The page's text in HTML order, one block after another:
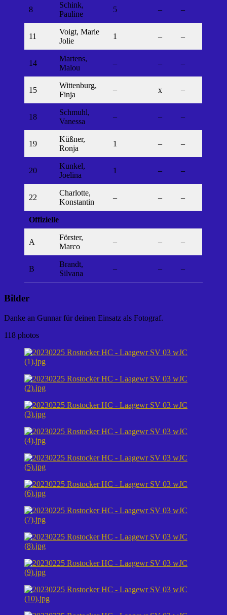
8
Schink,
Pauline
5 – –
11
Voigt, Marie
Jolie
1 – –
14
Martens,
Malou
– – –
15
Wittenburg,
Finja
– x –
18
Schmuhl,
Vanessa
– – –
19
Küßner,
Ronja
1 – –
20
Kunkel,
Joelina
1 – –
22
Charlotte,
Konstantin
– – –
Offizielle
A
Förster,
Marco
– – –
B
Brandt,
Silvana
– – –
Bilder
Danke an Gunnar für deinen Einsatz als Fotograf.
118 photos